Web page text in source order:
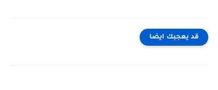
قد يعجبك ايضا